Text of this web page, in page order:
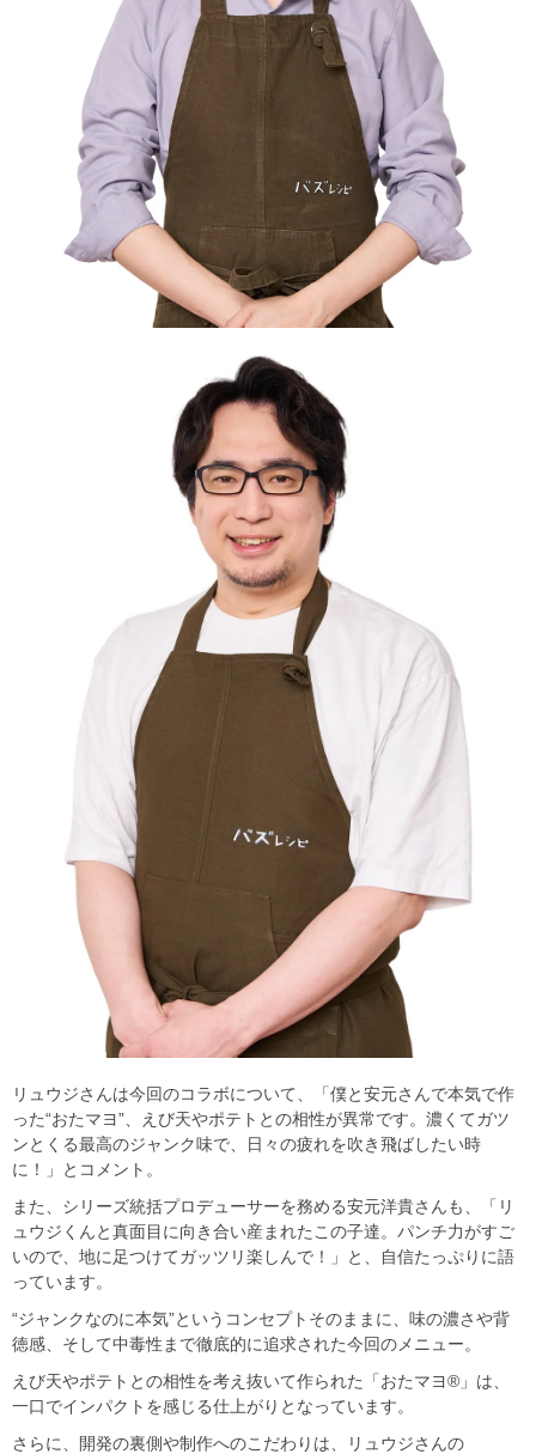
リュウジさんは今回のコラボについて、「僕と安元さんで本気で作
った“おたマヨ”、えび天やポテトとの相性が異常です。濃くてガツ
ンとくる最高のジャンク味で、日々の疲れを吹き飛ばしたい時
に！」とコメント。
また、シリーズ統括プロデューサーを務める安元洋貴さんも、「リ
ュウジくんと真面目に向き合い産まれたこの子達。パンチ力がすご
いので、地に足つけてガッツリ楽しんで！」と、自信たっぷりに語
っています。
“ジャンクなのに本気”というコンセプトそのままに、味の濃さや背
徳感、そして中毒性まで徹底的に追求された今回のメニュー。
えび天やポテトとの相性を考え抜いて作られた「おたマヨ®」は、
一口でインパクトを感じる仕上がりとなっています。
さらに、開発の裏側や制作へのこだわりは、リュウジさんの